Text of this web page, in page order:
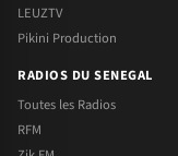
LEUZTV
Pikini Production
RADIOS DU SENEGAL
Toutes les Radios
RFM